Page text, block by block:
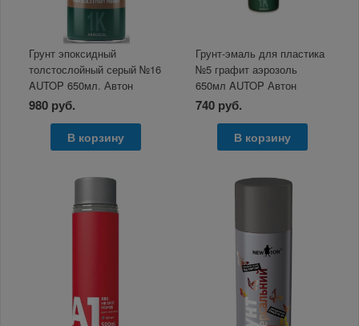
Грунт эпоксидный
толстослойный серый №16
AUTOP 650мл. Автон
980 руб.
В корзину
Грунт-эмаль для пластика
№5 графит аэрозоль
650мл AUTOP Автон
740 руб.
В корзину